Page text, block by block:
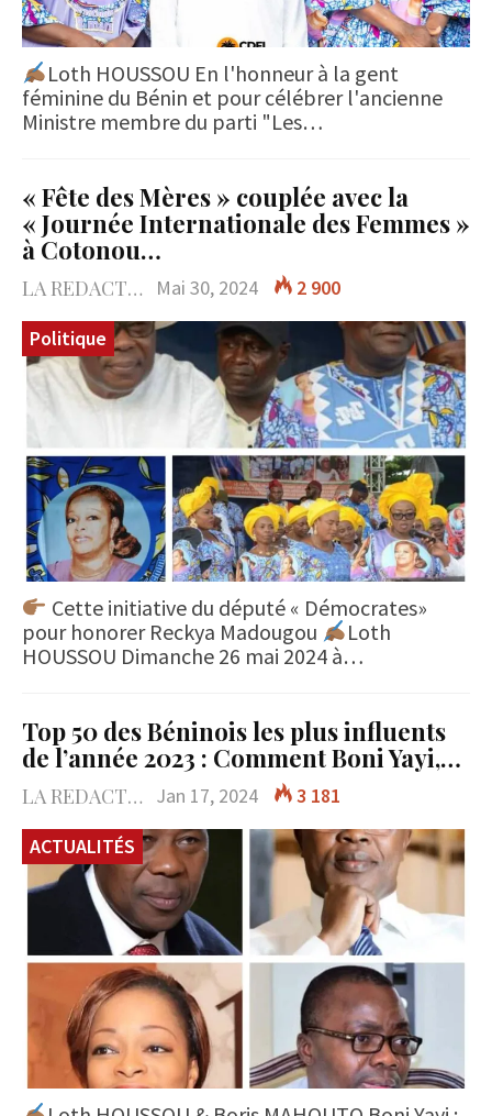
Loth HOUSSOU En l'honneur à la gent
féminine du Bénin et pour célébrer l'ancienne
Ministre membre du parti "Les…
« Fête des Mères » couplée avec la
« Journée Internationale des Femmes »
à Cotonou…
LA REDACTION Mai 30, 2024
2 900
Politique
Cette initiative du député « Démocrates»
pour honorer Reckya Madougou
Loth
HOUSSOU Dimanche 26 mai 2024 à…
Top 50 des Béninois les plus influents
de l’année 2023 : Comment Boni Yayi,…
LA REDACTION Jan 17, 2024
3 181
ACTUALITÉS